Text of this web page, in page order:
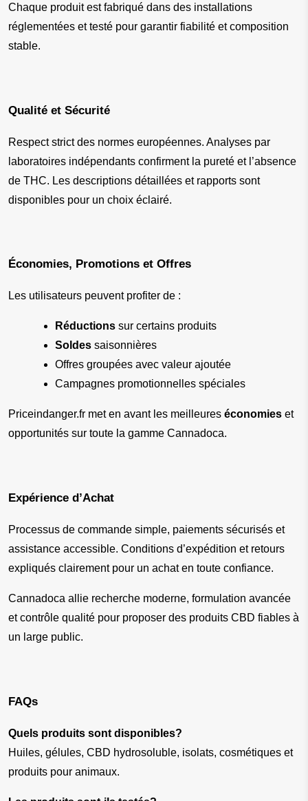
Chaque produit est fabriqué dans des installations
réglementées et testé pour garantir fiabilité et composition
stable.
Qualité et Sécurité
Respect strict des normes européennes. Analyses par
laboratoires indépendants confirment la pureté et l’absence
de THC. Les descriptions détaillées et rapports sont
disponibles pour un choix éclairé.
Économies, Promotions et Offres
Les utilisateurs peuvent profiter de :
Réductions sur certains produits
Soldes saisonnières
Offres groupées avec valeur ajoutée
Campagnes promotionnelles spéciales
Priceindanger.fr met en avant les meilleures économies et
opportunités sur toute la gamme Cannadoca.
Expérience d’Achat
Processus de commande simple, paiements sécurisés et
assistance accessible. Conditions d’expédition et retours
expliqués clairement pour un achat en toute confiance.
Cannadoca allie recherche moderne, formulation avancée
et contrôle qualité pour proposer des produits CBD fiables à
un large public.
FAQs
Quels produits sont disponibles?
Huiles, gélules, CBD hydrosoluble, isolats, cosmétiques et
produits pour animaux.